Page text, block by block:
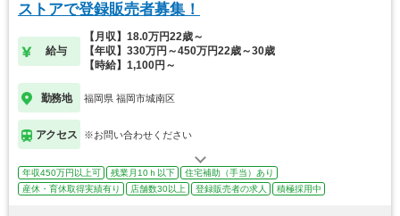
ストアで登録販売者募集！
給与
【月収】18.0万円22歳～
【年収】330万円～450万円22歳～30歳
【時給】1,100円～
勤務地 福岡県 福岡市城南区
アクセス ※お問い合わせください
年収450万円以上可 残業月10ｈ以下
住宅補助（手当）あり
産休・育休取得実績有り
店舗数30以上 登録販売者の求人 積極採用中